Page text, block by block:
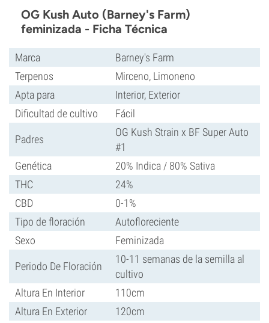
OG Kush Auto (Barney's Farm)
feminizada - Ficha Técnica
Marca
Barney's Farm
Terpenos
Mirceno, Limoneno
Apta para
Interior, Exterior
Dificultad de cultivo
Fácil
Padres
OG Kush Strain x BF Super Auto
#1
Genética
20% Indica / 80% Sativa
THC
24%
CBD
0-1%
Tipo de floración
Autofloreciente
Sexo
Feminizada
Periodo De Floración
10-11 semanas de la semilla al
cultivo
Altura En Interior
110cm
Altura En Exterior
120cm